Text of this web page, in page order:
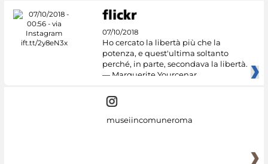
07/10/2018
Ho cercato la libertà più che la
potenza, e quest'ultima soltanto
perché, in parte, secondava la libertà.
— Marguerite Yourcenar
museiincomuneroma